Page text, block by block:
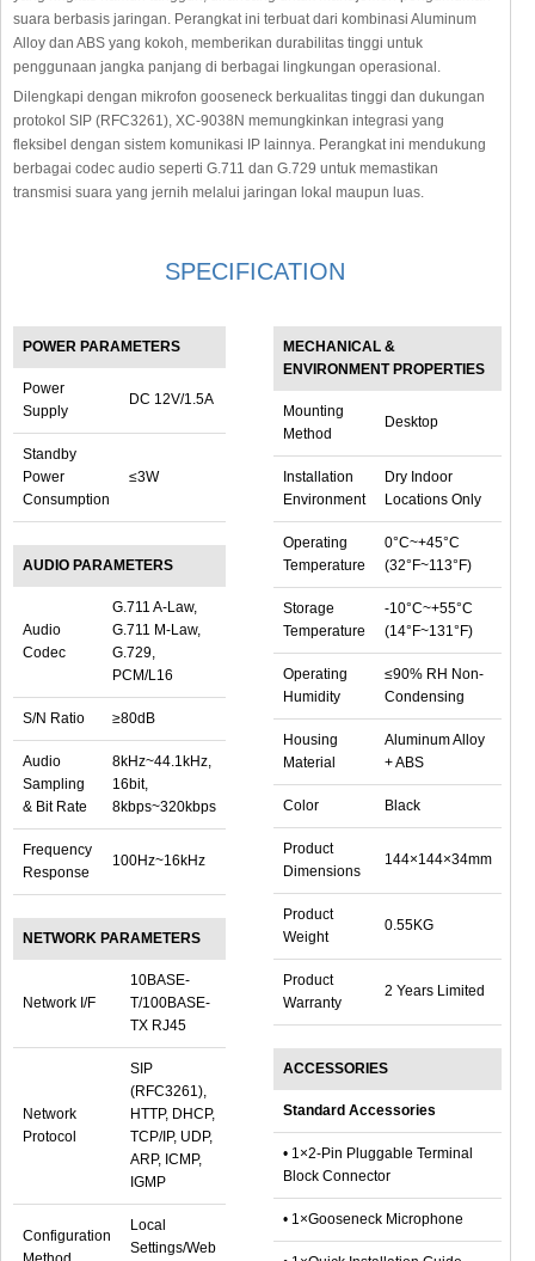
suara berbasis jaringan. Perangkat ini terbuat dari kombinasi Aluminum
Alloy dan ABS yang kokoh, memberikan durabilitas tinggi untuk
penggunaan jangka panjang di berbagai lingkungan operasional.
Dilengkapi dengan mikrofon gooseneck berkualitas tinggi dan dukungan
protokol SIP (RFC3261), XC-9038N memungkinkan integrasi yang
fleksibel dengan sistem komunikasi IP lainnya. Perangkat ini mendukung
berbagai codec audio seperti G.711 dan G.729 untuk memastikan
transmisi suara yang jernih melalui jaringan lokal maupun luas.
SPECIFICATION
POWER PARAMETERS
Power
Supply
DC 12V/1.5A
Standby
Power
Consumption
≤3W
AUDIO PARAMETERS
Audio
Codec
G.711 A-Law,
G.711 M-Law,
G.729,
PCM/L16
S/N Ratio ≥80dB
Audio
Sampling
& Bit Rate
8kHz~44.1kHz,
16bit,
8kbps~320kbps
Frequency
Response
100Hz~16kHz
NETWORK PARAMETERS
Network I/F
10BASE-
T/100BASE-
TX RJ45
Network
Protocol
SIP
(RFC3261),
HTTP, DHCP,
TCP/IP, UDP,
ARP, ICMP,
IGMP
Configuration
Local
Settings/Web
MECHANICAL &
ENVIRONMENT PROPERTIES
Mounting
Method
Desktop
Installation
Environment
Dry Indoor
Locations Only
Operating
Temperature
0°C~+45°C
(32°F~113°F)
Storage
Temperature
-10°C~+55°C
(14°F~131°F)
Operating
Humidity
≤90% RH Non-
Condensing
Housing
Material
Aluminum Alloy
+ ABS
Color Black
Product
Dimensions
144×144×34mm
Product
Weight
0.55KG
Product
Warranty
2 Years Limited
ACCESSORIES
Standard Accessories
• 1×2-Pin Pluggable Terminal
Block Connector
• 1×Gooseneck Microphone